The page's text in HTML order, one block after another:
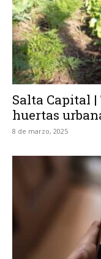
Salta Capital
huertas
8 de marzo, 2025